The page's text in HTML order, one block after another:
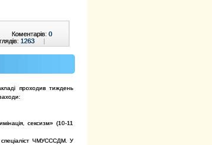
Коментарів: 0
1263 |
проходив тиждень
сексизм» (10-11
спеціаліст ЧМУСССДМ. У